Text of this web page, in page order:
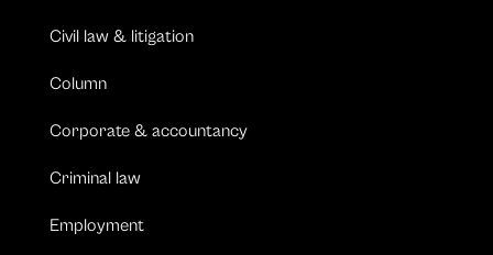
Civil law & litigation
Column
Corporate & accountancy
Criminal law
Employment